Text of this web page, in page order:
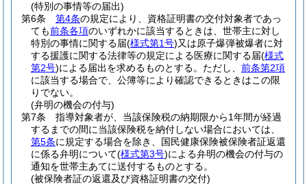
(特別の事情等の届出)
第6条
第4条の規定により、資格証明書の交付対象者であっ
ても前条各項のいずれかに該当するときは、世帯主に対し
特別の事情に関する届(様式第1号)又は原子爆弾被爆者に対
する援護に関する法律等の規定による医療に関する届(様式
第2号)による届出を求めるものとする。 ただし、 前条第2項
に該当する場合で、公簿等により確認できるときはこの限
りでない。
(弁明の機会の付与)
第7条
指導対象者が、当該保険税の納期限から1年間が経過
するまでの間に当該保険税を納付しない場合においては、
第5条に規定する場合を除き、国民健康保険被保険者証返還
に係る弁明について(様式第3号)による弁明の機会の付与の
通知を世帯主あてに送付するものとする。
(被保険者証の返還及び資格証明書の交付)